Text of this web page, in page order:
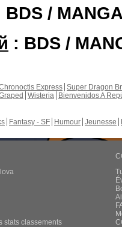
/
: BDS /
Express Super Dragon
Wisteria Bienvenidos A
Fantasy - SF Humour Jeunesse
stats classements